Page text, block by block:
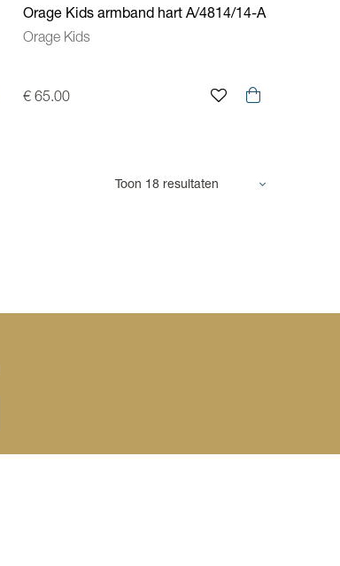
Orage Kids armband hart A/4814/14-A
Orage Kids
€ 65.00